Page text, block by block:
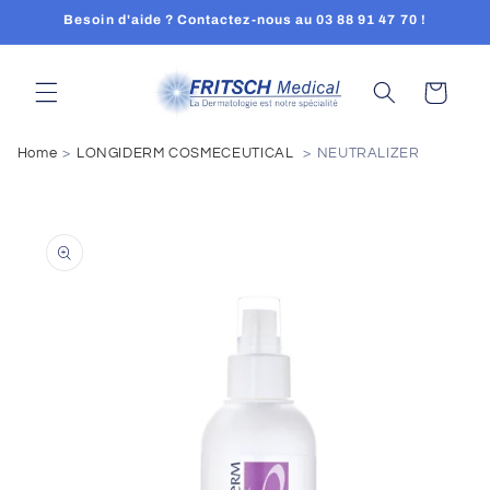
passer
au
Besoin d'aide ? Contactez-nous au 03 88 91 47 70 !
Panier
Home LONGIDERM COSMECEUTICAL NEUTRALIZER
informations
produits